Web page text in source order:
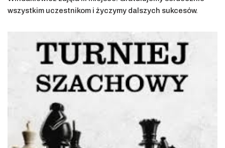
wszystkim uczestnikom i życzymy dalszych sukcesów.